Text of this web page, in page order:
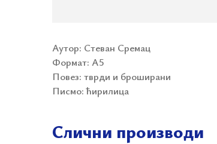
Аутор: Стеван Сремац
Формат: А5
Повез: тврди и броширани
Писмо: ћирилица
Слични производи